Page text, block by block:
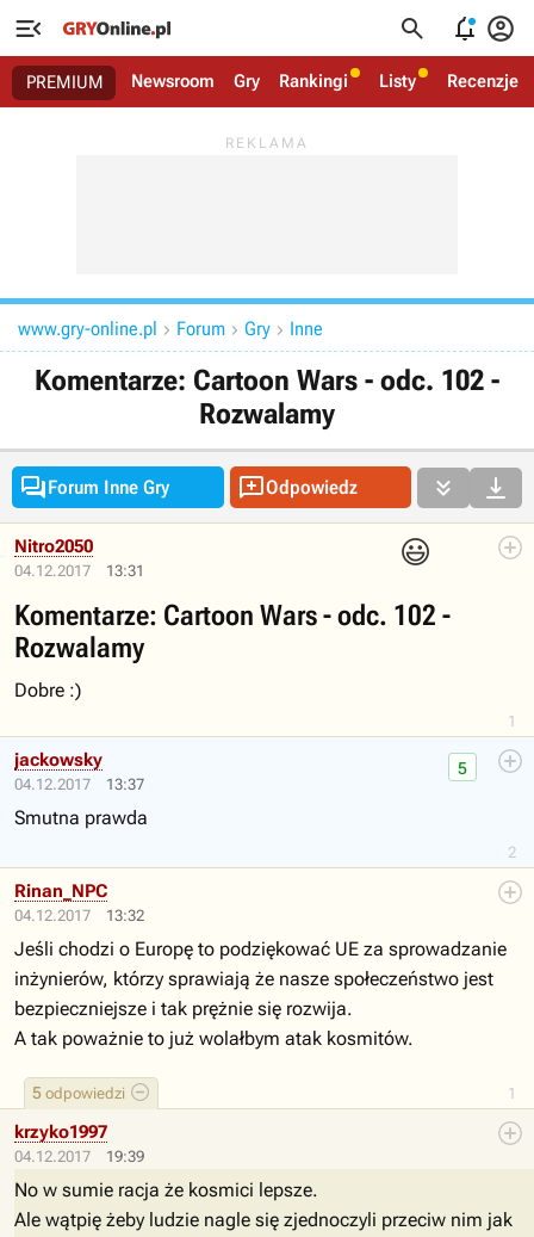
   
PREMIUM Newsroom Gry Rankingi Listy Recenzje
www.gry-online.pl  Forum  Gry  Inne
Komentarze: Cartoon Wars - odc. 102 -
Rozwalamy
Forum Inne Gry Odpowiedz  
04.12.2017 13:31
😃
1
Nitro2050
Komentarze: Cartoon Wars - odc. 102 -
Rozwalamy
Dobre :)
04.12.2017 13:37
2
5
jackowsky
Smutna prawda
04.12.2017 13:32
1
5 odpowiedzi
Rinan_NPC
Jeśli chodzi o Europę to podziękować UE za sprowadzanie
inżynierów, którzy sprawiają że nasze społeczeństwo jest
bezpieczniejsze i tak prężnie się rozwija.
A tak poważnie to już wolałbym atak kosmitów.
04.12.2017 19:39
krzyko1997
No w sumie racja że kosmici lepsze.
Ale wątpię żeby ludzie nagle się zjednoczyli przeciw nim jak